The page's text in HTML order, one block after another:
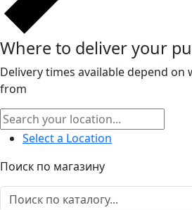
Where to deliver your
Delivery times available depend
from
Select a Location
Поиск по магазину